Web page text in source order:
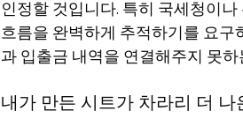
인정할 것입니다. 특히 국세청이
흐름을 완벽하게 추적하기를 요
과 입출금 내역을 연결해주지 못
내가 만든 시트가 차라리 더